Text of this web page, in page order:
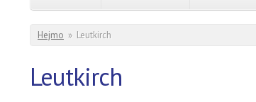
You are here
Hejmo » Leutkirch
Leutkirch